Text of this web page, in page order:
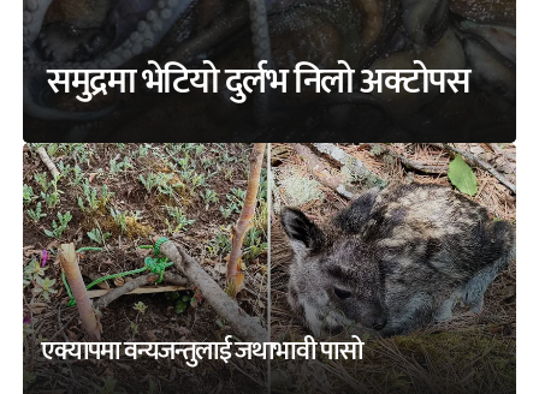
समुद्रमा भेटियो दुर्लभ निलो अक्टोपस
एक्यापमा वन्यजन्तुलाई जथाभावी पासो